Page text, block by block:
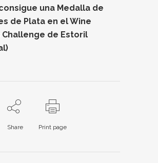
una Medalla de
de Plata en el Wine
Challenge de Estoril
Share Print page